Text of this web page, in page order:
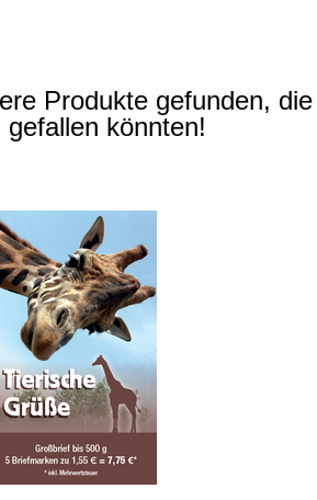
Produkte gefunden, die
gefallen könnten!